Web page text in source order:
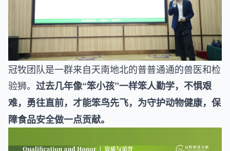
冠牧团队是一群来自天南地北的普普通通的兽医和检
验狮。 过去几年像“笨小孩”一样笨人勤学，不惧艰
难，勇往直前，才能笨鸟先飞，为守护动物健康，保
障食品安全做一点贡献。